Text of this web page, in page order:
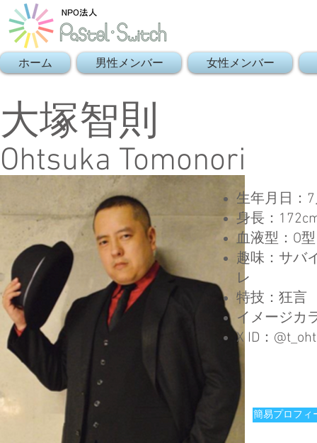
ホーム 男性メンバー 女性メンバー
大塚智則
Ohtsuka Tomonori
生年月日：
身長：
血液型：O型
趣味：サ
レ
特技：狂
イメージカ
​X ID：
簡易プロフィ